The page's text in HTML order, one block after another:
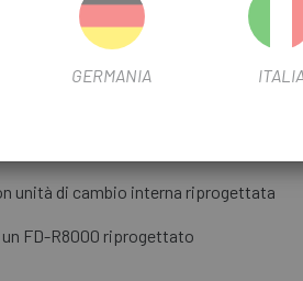
unità di cambio interna riprogettata
un FD-R8000 riprogettato
GERMANIA ITALIA